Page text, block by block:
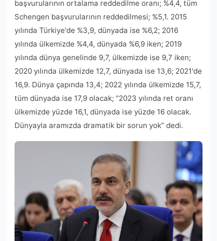
başvurularının ortalama reddedilme oranı; %4,4, tüm
Schengen başvurularının reddedilmesi; %5,1. 2015
yılında Türkiye'de %3,9, dünyada ise %6,2; 2016
yılında ülkemizde %4,4, dünyada %6,9 iken; 2019
yılında dünya genelinde 9,7, ülkemizde ise 9,7 iken;
2020 yılında ülkemizde 12,7, dünyada ise 13,6; 2021'de
16,9. Dünya çapında 13,4; 2022 yılında ülkemizde 15,7,
tüm dünyada ise 17,9 olacak; “2023 yılında ret oranı
ülkemizde yüzde 16,1, dünyada ise yüzde 16 olacak.
Dünyayla aramızda dramatik bir sorun yok” dedi.